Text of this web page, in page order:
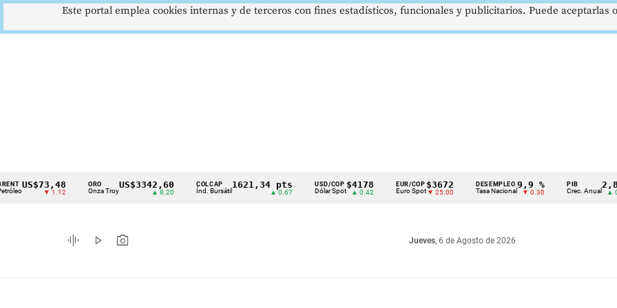
Cintillo
indicadores
económicos
▼ 1.12
ORO
Onza Troy
US$3342,60 COLCAP
Índ. Bursátil
1621,34 pts USD/COP
Dólar Spot
$4178
▲ 0.42
EUR/COP
Euro Spot
$3672
▼ 25.00
DESEMPLEO
Tasa Nacional
9,9 %
▼ 0.30
PIB
Crec. Anual
2,8 %
▲ 0.10
graphic_eq play_arrow photo_camera Jueves, 6 de Agosto de 2026
Este portal emplea cookies internas y de terceros con fines estadísticos, funcionales y publicitarios. Puede aceptarlas